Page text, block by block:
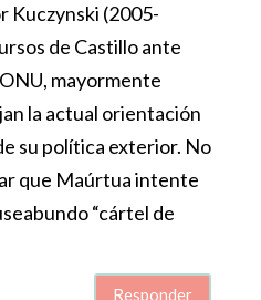
Kuczynski (2005-
de Castillo ante
mayormente
la actual orientación
su política exterior. No
que Maúrtua intente
“cártel de
Responder